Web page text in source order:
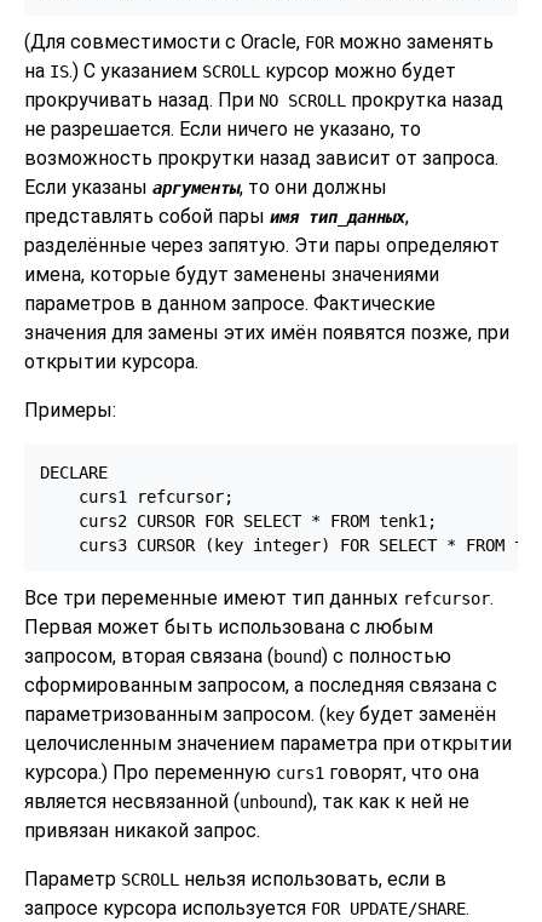
(Для совместимости с Oracle, FORможно заменять
на IS.) С указанием SCROLL
курсор можно будет
прокручивать назад. При NO SCROLL
прокрутка назад
не разрешается. Если ничего не указано, то
возможность прокрутки назад зависит от запроса.
Если указаны аргументы, то они должны
представлять собой пары имя тип_данных,
разделённые через запятую. Эти пары определяют
имена, которые будут заменены значениями
параметров в данном запросе. Фактические
значения для замены этих имён появятся позже, при
открытии курсора.
Примеры:
DECLARE
    curs1 refcursor;
    curs2 CURSOR FOR SELECT * FROM tenk1;
curs3 CURSOR (key integer) FOR SELECT * FROM
Все три переменные имеют тип данных refcursor.
Первая может быть использована с любым
запросом, вторая связана (bound) с полностью
сформированным запросом, а последняя связана с
параметризованным запросом. (key будет заменён
целочисленным значением параметра при открытии
курсора.) Про переменную curs1 говорят, что она
является несвязанной (unbound), так как к ней не
привязан никакой запрос.
Параметр SCROLL
нельзя использовать, если в
запросе курсора используется FOR UPDATE/SHARE.